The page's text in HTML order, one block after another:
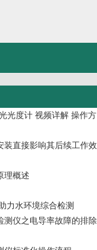
光度计 视频详解 操作方
装直接影响其后续工作效
理概述
力水环境综合检测
测仪之电导率故障的排除